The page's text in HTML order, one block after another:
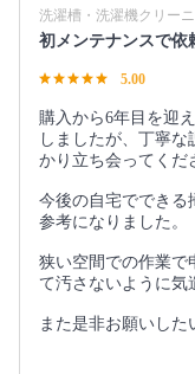
洗濯槽・洗濯機クリー
初メンテナンスで依
5.00
購入から6年目を迎
しましたが、丁寧
かり立ち会ってくだ
今後の自宅でできる
参考になりました。
狭い空間での作業で
て汚さないように気
また是非お願いした